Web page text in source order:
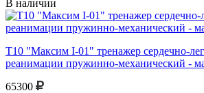
В наличии
Т10 "Максим I-01" тренажер сердечно-
реанимации пружинно-механический -
65300